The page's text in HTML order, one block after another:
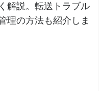
解説。転送トラブル
理の方法も紹介しま